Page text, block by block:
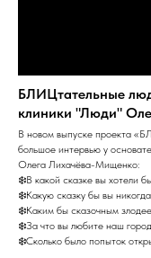
БЛИЦтательные
клиники "Люди"
В новом выпуске проекта
большое интервью у
Олега Лихачёва-Мищенко:
❄️В какой сказке вы хотели
❄️Какую сказку бы вы
❄️Каким бы сказочным
❄️За что вы любите наш
❄️Сколько было попыток